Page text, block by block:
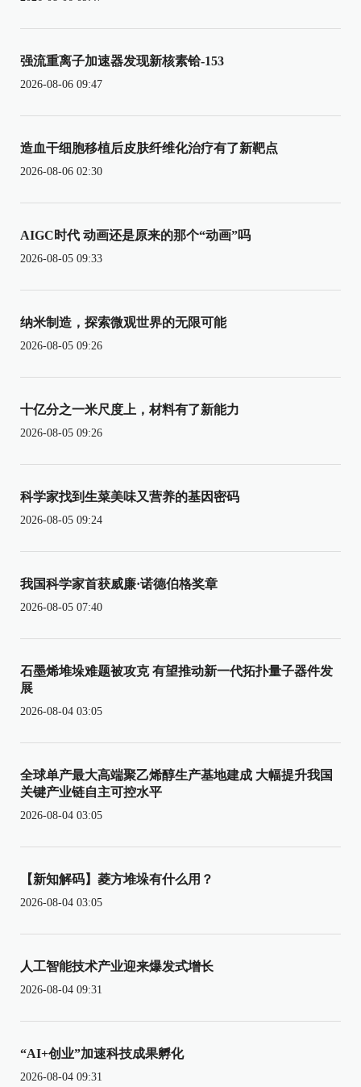
强流重离子加速器发现新核素铪-153
2026-08-06 09:47
造血干细胞移植后皮肤纤维化治疗有了新靶点
2026-08-06 02:30
AIGC时代 动画还是原来的那个“动画”吗
2026-08-05 09:33
纳米制造，探索微观世界的无限可能
2026-08-05 09:26
十亿分之一米尺度上，材料有了新能力
2026-08-05 09:26
科学家找到生菜美味又营养的基因密码
2026-08-05 09:24
我国科学家首获威廉·诺德伯格奖章
2026-08-05 07:40
石墨烯堆垛难题被攻克 有望推动新一代拓扑量子器件发
展
2026-08-04 03:05
全球单产最大高端聚乙烯醇生产基地建成 大幅提升我国
关键产业链自主可控水平
2026-08-04 03:05
【新知解码】菱方堆垛有什么用？
2026-08-04 03:05
人工智能技术产业迎来爆发式增长
2026-08-04 09:31
“AI+创业”加速科技成果孵化
2026-08-04 09:31